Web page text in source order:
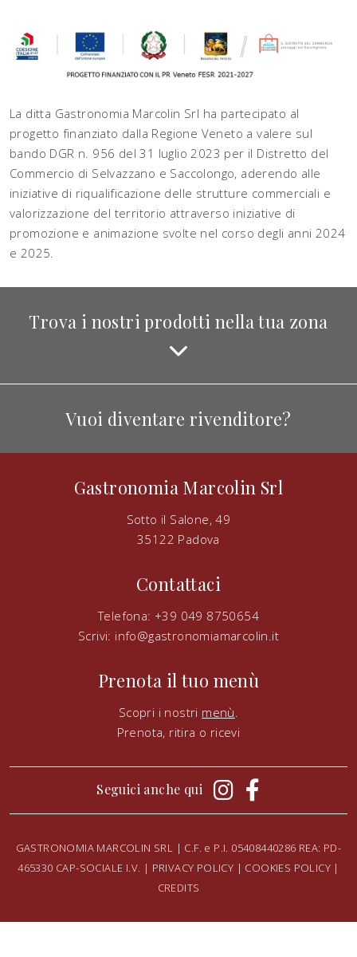
La ditta Gastronomia Marcolin Srl ha partecipato al
progetto finanziato dalla Regione Veneto a valere sul
bando DGR n. 956 del 31 luglio 2023 per il Distretto del
Commercio di Selvazzano e Saccolongo, aderendo alle
iniziative di riqualificazione delle strutture commerciali e
valorizzazione del territorio attraverso iniziative di
promozione e animazione svolte nel corso degli anni 2024
e 2025.
Trova i nostri prodotti nella tua zona
Vuoi diventare rivenditore?
Gastronomia Marcolin Srl
Sotto il Salone, 49
35122 Padova
Contattaci
Telefona: +39 049 8750654
Scrivi: info@gastronomiamarcolin.it
Prenota il tuo menù
Scopri i nostri menù
Prenota, ritira o ricevi
Seguici anche qui
GASTRONOMIA MARCOLIN SRL | C.F. e P.I. 05408440286 REA: PD-
465330 CAP-SOCIALE I.V. | PRIVACY POLICY | COOKIES POLICY |
CREDITS